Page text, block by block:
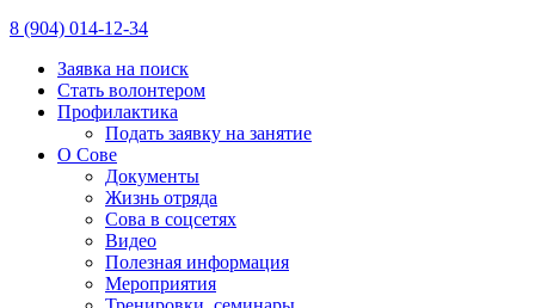
8 (904) 014-12-34
Заявка на поиск
Стать волонтером
Профилактика
Подать заявку на занятие
О Сове
Документы
Жизнь отряда
Сова в соцсетях
Видео
Полезная информация
Мероприятия